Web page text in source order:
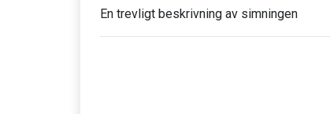
En trevligt beskrivning av simningen